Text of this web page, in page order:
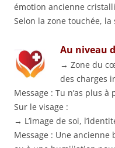
émotion ancienne
Selon la zone touchée,
Au niveau
→ Zone du
des charges
Message : Tu n’as plus
Sur le visage :
→ L’image de soi,
Message : Une